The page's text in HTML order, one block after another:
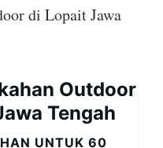
di Lopait Jawa
Outdoor
Tengah
UNTUK 60